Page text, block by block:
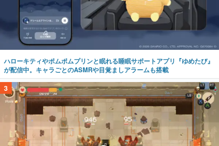
ハローキティやポムポムプリンと眠れる睡眠サポートアプリ『ゆめたび』
が配信中。キャラごとのASMRや目覚ましアラームも搭載
3